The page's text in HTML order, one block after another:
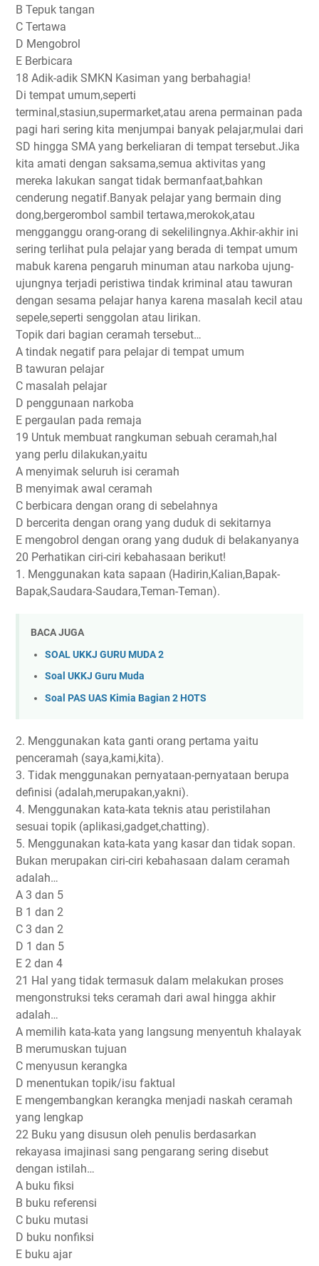
B Tepuk tangan
C Tertawa
D Mengobrol
E Berbicara
18 Adik-adik SMKN Kasiman yang berbahagia!
Di tempat umum,seperti
terminal,stasiun,supermarket,atau arena permainan pada
pagi hari sering kita menjumpai banyak pelajar,mulai dari
SD hingga SMA yang berkeliaran di tempat tersebut.Jika
kita amati dengan saksama,semua aktivitas yang
mereka lakukan sangat tidak bermanfaat,bahkan
cenderung negatif.Banyak pelajar yang bermain ding
dong,bergerombol sambil tertawa,merokok,atau
mengganggu orang-orang di sekelilingnya.Akhir-akhir ini
sering terlihat pula pelajar yang berada di tempat umum
mabuk karena pengaruh minuman atau narkoba ujung-
ujungnya terjadi peristiwa tindak kriminal atau tawuran
dengan sesama pelajar hanya karena masalah kecil atau
sepele,seperti senggolan atau lirikan.
Topik dari bagian ceramah tersebut…
A tindak negatif para pelajar di tempat umum
B tawuran pelajar
C masalah pelajar
D penggunaan narkoba
E pergaulan pada remaja
19 Untuk membuat rangkuman sebuah ceramah,hal
yang perlu dilakukan,yaitu
A menyimak seluruh isi ceramah
B menyimak awal ceramah
C berbicara dengan orang di sebelahnya
D bercerita dengan orang yang duduk di sekitarnya
E mengobrol dengan orang yang duduk di belakanyanya
20 Perhatikan ciri-ciri kebahasaan berikut!
1. Menggunakan kata sapaan (Hadirin,Kalian,Bapak-
Bapak,Saudara-Saudara,Teman-Teman).
BACA JUGA
SOAL UKKJ GURU MUDA 2
Soal UKKJ Guru Muda
Soal PAS UAS Kimia Bagian 2 HOTS
2. Menggunakan kata ganti orang pertama yaitu
penceramah (saya,kami,kita).
3. Tidak menggunakan pernyataan-pernyataan berupa
definisi (adalah,merupakan,yakni).
4. Menggunakan kata-kata teknis atau peristilahan
sesuai topik (aplikasi,gadget,chatting).
5. Menggunakan kata-kata yang kasar dan tidak sopan.
Bukan merupakan ciri-ciri kebahasaan dalam ceramah
adalah…
A 3 dan 5
B 1 dan 2
C 3 dan 2
D 1 dan 5
E 2 dan 4
21 Hal yang tidak termasuk dalam melakukan proses
mengonstruksi teks ceramah dari awal hingga akhir
adalah…
A memilih kata-kata yang langsung menyentuh khalayak
B merumuskan tujuan
C menyusun kerangka
D menentukan topik/isu faktual
E mengembangkan kerangka menjadi naskah ceramah
yang lengkap
22 Buku yang disusun oleh penulis berdasarkan
rekayasa imajinasi sang pengarang sering disebut
dengan istilah…
A buku fiksi
B buku referensi
C buku mutasi
D buku nonfiksi
E buku ajar